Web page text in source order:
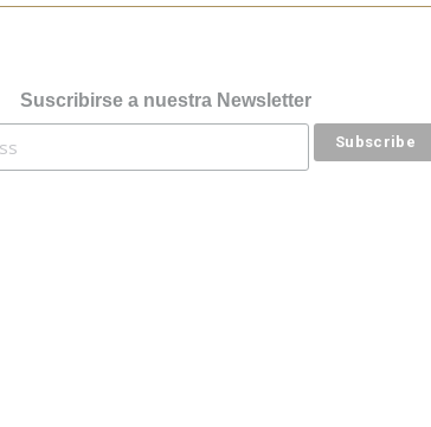
Suscribirse a nuestra Newsletter